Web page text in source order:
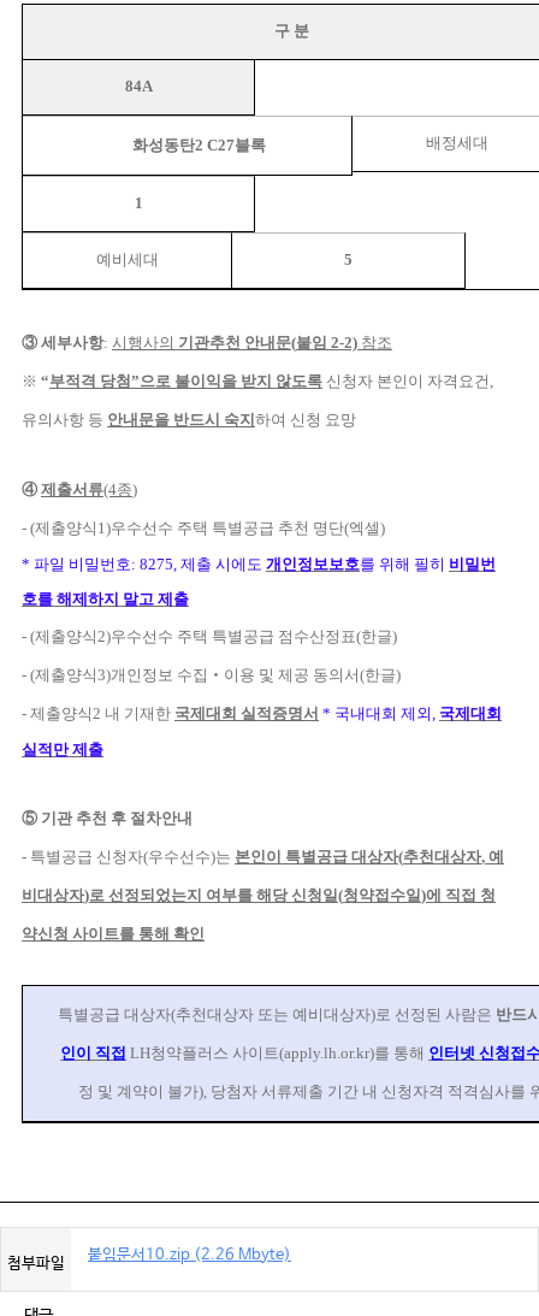
구 분
84A
화성동탄2 C27블록 배정세대
1
예비세대 5
③ 세부사항: 시행사의 기관추천 안내문(붙임 2-2) 참조
※ “부적격 당첨 ”으로 불이익을 받지 않도록 신청자 본인이 자격요건 ,
유의사항 등 안내문을 반드시 숙지 하여 신청 요망
④ 제출서류(4종)
- (제출양식 1)우수선수 주택 특별공급 추천 명단(엑셀)
* 파일 비밀번호: 8275, 제출 시에도 개인정보보호를 위해 필히 비밀번
호를 해제하지 말고 제출
- (제출양식2)우수선수 주택 특별공급 점수산정표(한글)
- (제출양식3)개인정보 수집 ‧ 이용 및 제공 동의서(한글)
- 제출양식2 내 기재한 국제대회 실적증명서 * 국내대회 제외, 국제대회
실적만 제출
⑤ 기관 추천 후 절차안내
- 특별공급 신청자(우수선수)는 본인이 특별공급 대상자(추천대상자, 예
비대상자)로 선정되었는지 여부를 해당 신청일(청약접수일)에 직접 청
약신청 사이트를 통해 확인
특별공급 대상자(추천대상자 또는 예비대상자)로 선정된 사람은 반드
인이 직접 LH청약플러스 사이트(apply.lh.or.kr)를 통해 인터넷신청접
정 및 계약이 불가), 당첨자 서류제출 기간 내 신청자격 적격심사를
첨부파일 붙임문서10.zip (2.26 Mbyte)